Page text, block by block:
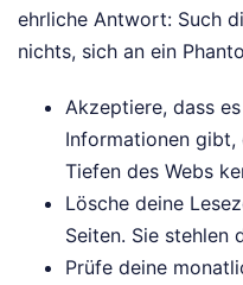
ehrliche Antwort: Such
nichts, sich an ein
Akzeptiere, dass
Informationen gibt,
Tiefen des Webs
Lösche deine
Seiten. Sie stehlen
Prüfe deine